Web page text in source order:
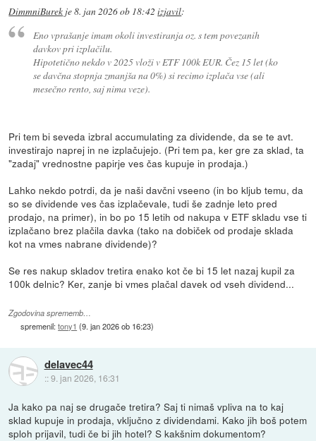
DimmniBurek je8. jan 2026 ob 18:42 izjavil:
Eno vprašanje imam okoli investiranja oz. s tem povezanih
davkov pri izplačilu.
Hipotetično nekdo v 2025 vloži v ETF 100k EUR. Čez 15 let (ko
se davčna stopnja zmanjša na 0%) si recimo izplača vse (ali
mesečno rento, saj nima veze).
Pri tem bi seveda izbral accumulating za dividende, da se te avt.
investirajo naprej in ne izplačujejo. (Pri tem pa, ker gre za sklad, ta
"zadaj" vrednostne papirje ves čas kupuje in prodaja.)
Lahko nekdo potrdi, da je naši davčni vseeno (in bo kljub temu, da
so se dividende ves čas izplačevale, tudi še zadnje leto pred
prodajo, na primer), in bo po 15 letih od nakupa v ETF skladu vse ti
izplačano brez plačila davka (tako na dobiček od prodaje sklada
kot na vmes nabrane dividende)?
Se res nakup skladov tretira enako kot če bi 15 let nazaj kupil za
100k delnic? Ker, zanje bi vmes plačal davek od vseh dividend...
Zgodovina sprememb…
spremenil:tony1 (9. jan 2026 ob 16:23)
delavec44
::9. jan 2026, 16:31
Ja kako pa naj se drugače tretira? Saj ti nimaš vpliva na to kaj
sklad kupuje in prodaja, vključno z dividendami. Kako jih boš potem
sploh prijavil, tudi če bi jih hotel? S kakšnim dokumentom?